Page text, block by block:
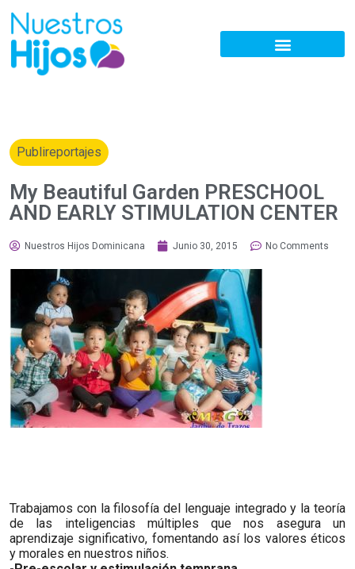
Publireportajes
My Beautiful Garden PRESCHOOL
AND EARLY STIMULATION CENTER
Nuestros Hijos Dominicana Junio 30, 2015 No Comments
Trabajamos con la filosofía del lenguaje integrado y la teoría
de las inteligencias múltiples que nos asegura un
aprendizaje significativo, fomentando así los valores éticos
y morales en nuestros niños.